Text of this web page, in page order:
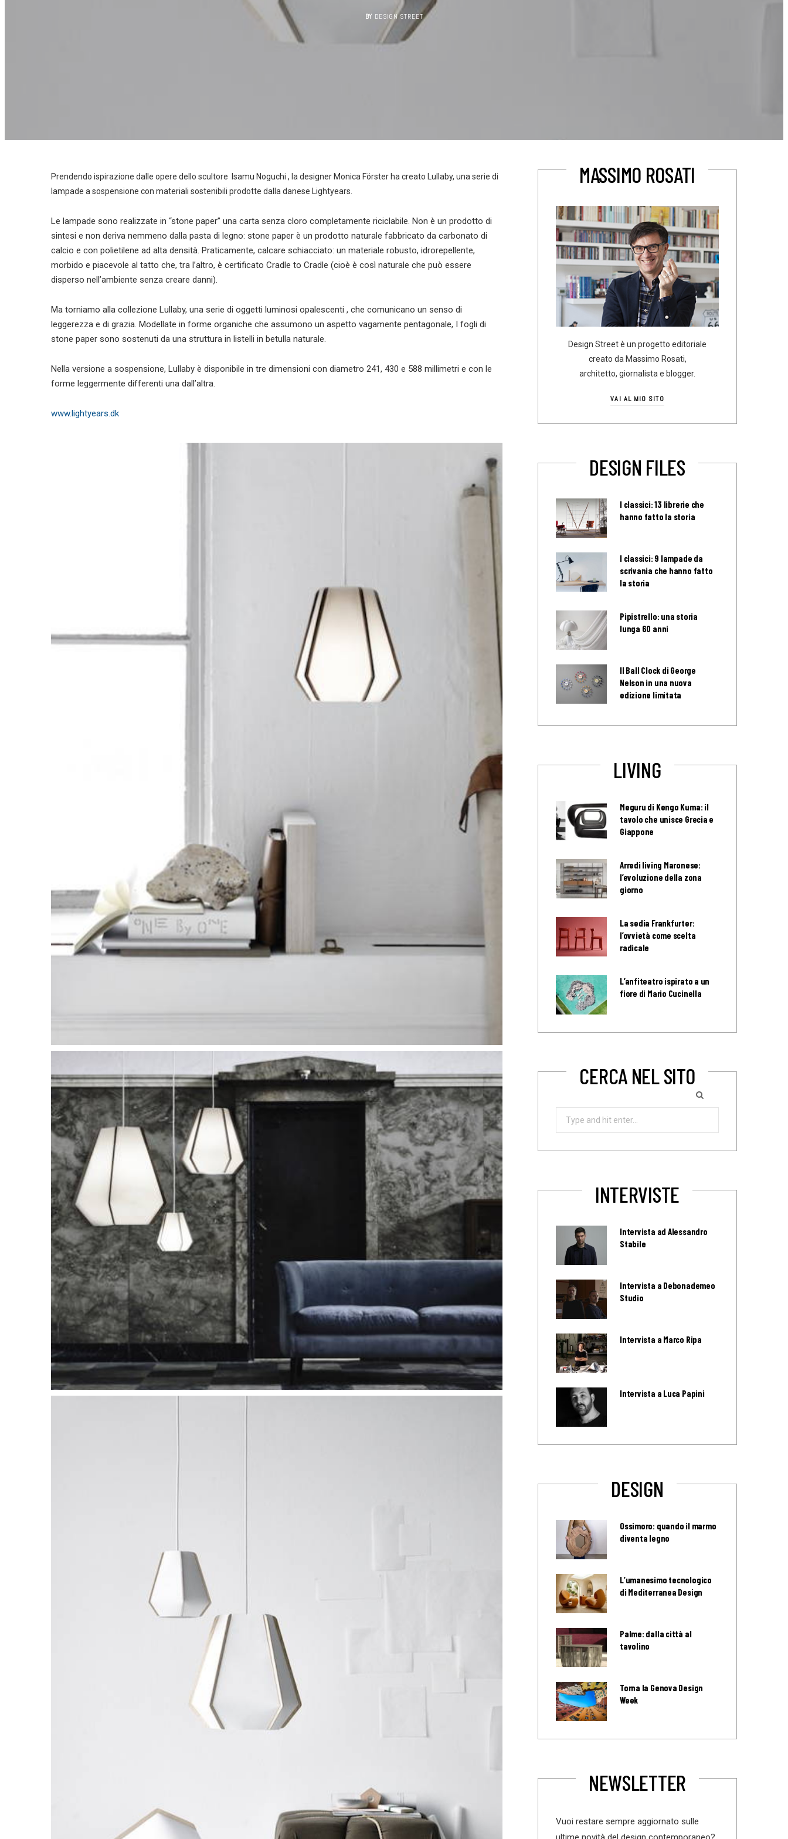
BY DESIGN STREET
Prendendo ispirazione dalle opere dello scultore Isamu Noguchi , la designer Monica Förster ha creato Lullaby, una serie di
lampade a sospensione con materiali sostenibili prodotte dalla danese Lightyears.
Le lampade sono realizzate in “stone paper” una carta senza cloro completamente riciclabile. Non è un prodotto di
sintesi e non deriva nemmeno dalla pasta di legno: stone paper è un prodotto naturale fabbricato da carbonato di
calcio e con polietilene ad alta densità. Praticamente, calcare schiacciato: un materiale robusto, idrorepellente,
morbido e piacevole al tatto che, tra l’altro, è certificato Cradle to Cradle (cioè è così naturale che può essere
disperso nell’ambiente senza creare danni).
Ma torniamo alla collezione Lullaby, una serie di oggetti luminosi opalescenti , che comunicano un senso di
leggerezza e di grazia. Modellate in forme organiche che assumono un aspetto vagamente pentagonale, I fogli di
stone paper sono sostenuti da una struttura in listelli in betulla naturale.
Nella versione a sospensione, Lullaby è disponibile in tre dimensioni con diametro 241, 430 e 588 millimetri e con le
forme leggermente differenti una dall’altra.
www.lightyears.dk
MASSIMO ROSATI
Design Street è un progetto editoriale
creato da Massimo Rosati,
architetto, giornalista e blogger.
VAI AL MIO SITO
DESIGN FILES
I classici: 13 librerie che
hanno fatto la storia
I classici: 9 lampade da
scrivania che hanno fatto
la storia
Pipistrello: una storia
lunga 60 anni
Il Ball Clock di George
Nelson in una nuova
edizione limitata
LIVING
Meguru di Kengo Kuma: il
tavolo che unisce Grecia e
Giappone
Arredi living Maronese:
l’evoluzione della zona
giorno
La sedia Frankfurter:
l’ovvietà come scelta
radicale
L’anfiteatro ispirato a un
fiore di Mario Cucinella
CERCA NEL SITO
Search
INTERVISTE
Intervista ad Alessandro
Stabile
Intervista a Debonademeo
Studio
Intervista a Marco Ripa
Intervista a Luca Papini
DESIGN
Ossimoro: quando il marmo
diventa legno
L’umanesimo tecnologico
di Mediterranea Design
Palme: dalla città al
tavolino
Torna la Genova Design
Week
NEWSLETTER
Vuoi restare sempre aggiornato sulle